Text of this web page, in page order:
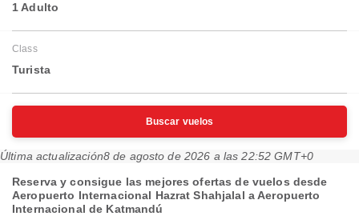
1 Adulto
Class
Turista
Buscar vuelos
Última actualización8 de agosto de 2026 a las 22:52 GMT+0
Reserva y consigue las mejores ofertas de vuelos desde
Aeropuerto Internacional Hazrat Shahjalal a Aeropuerto
Internacional de Katmandú